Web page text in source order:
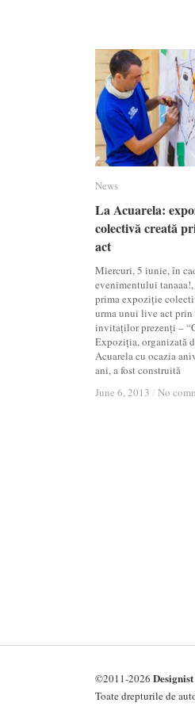
News
La Acuarela:
colectivă creată
act
Miercuri, 5 iunie, în
evenimentului tanaaa!,
prima expoziție
urma unui live act
invitaților prezenți –
Expoziția, organizată
Acuarela cu ocazia
ani, a fost construită
June 6, 2013 / No
News
La Acuarela:
colectivă creată
act
June 6, 2013 / No
©2011-2026 Designist
Toate drepturile de